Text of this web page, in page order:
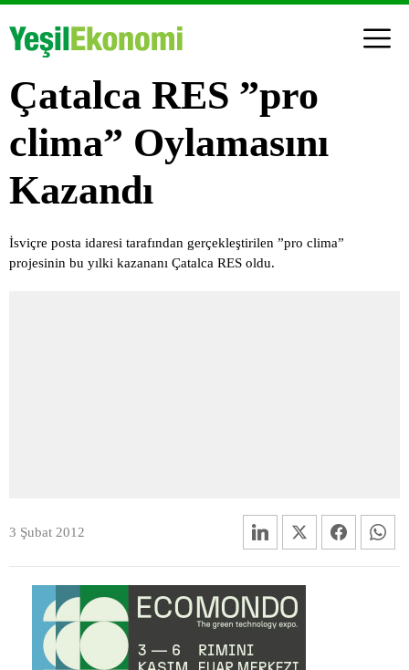
Çatalca RES ”pro
clima” Oylamasını
Kazandı
İsviçre posta idaresi tarafından gerçekleştirilen ”pro clima”
projesinin bu yılki kazananı Çatalca RES oldu.
3 Şubat 2012